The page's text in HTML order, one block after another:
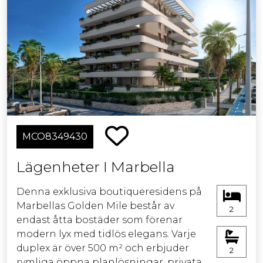
mindre än 10 km bort!
Det finns också parhus inom detta
privata området med en källare som
har samma storlek som
bottenvåningen. Detta området
ligger väster om Estepona, i en
avkopplande, naturlig miljö, med en
kort biltur till staden och det stora
vägnätet.
MCO8349430
Lägenheter I Marbella
Denna exklusiva boutiqueresidens på
Marbellas Golden Mile består av
endast åtta bostäder som förenar
modern lyx med tidlös elegans. Varje
duplex är över 500 m² och erbjuder
2
2